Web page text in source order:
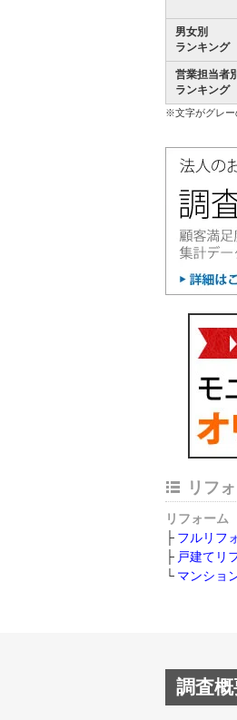
男女別
ランキング
営業担当者
ランキング
※文字がグレー
リフ
リフォーム
フルリフ
戸建てリ
マンショ
調査